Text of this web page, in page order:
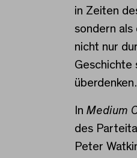
in Zeiten
sondern
nicht nur
Geschichte
überdenken.
In Medium
des
Peter